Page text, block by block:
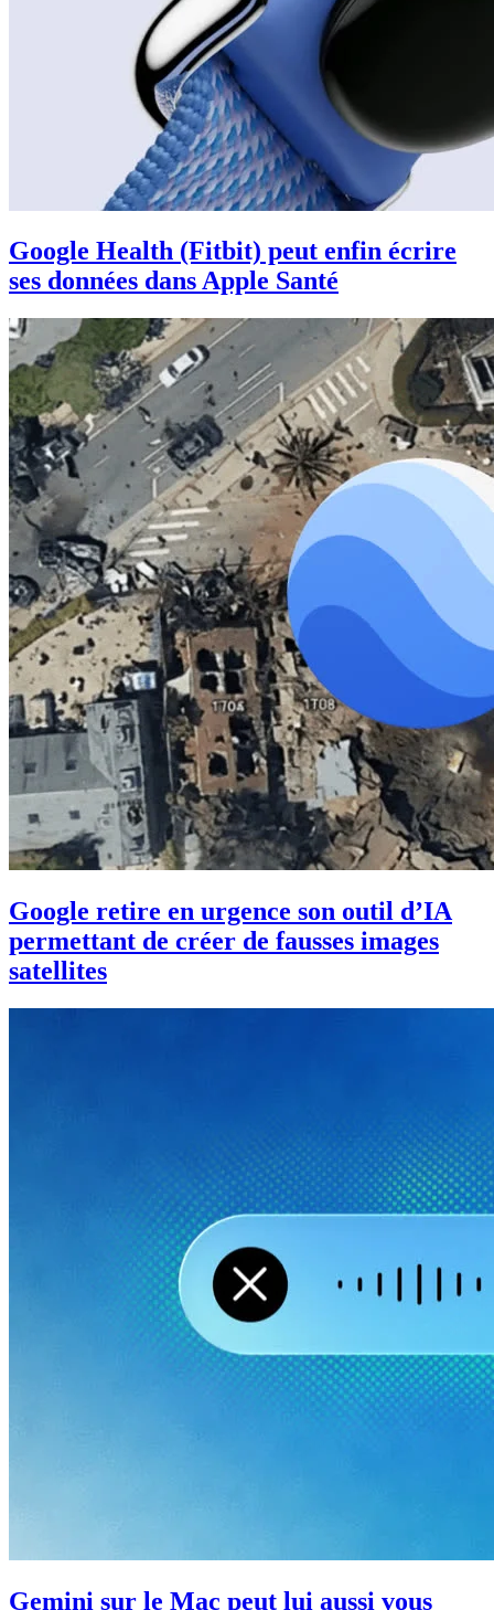
Google Health (Fitbit) peut enfin écrire
ses données dans Apple Santé
Google retire en urgence son outil d’IA
permettant de créer de fausses images
satellites
Gemini sur le Mac peut lui aussi vous